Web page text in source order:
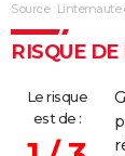
17/09/1980
Source :
RISQUE
Le risque
est de :